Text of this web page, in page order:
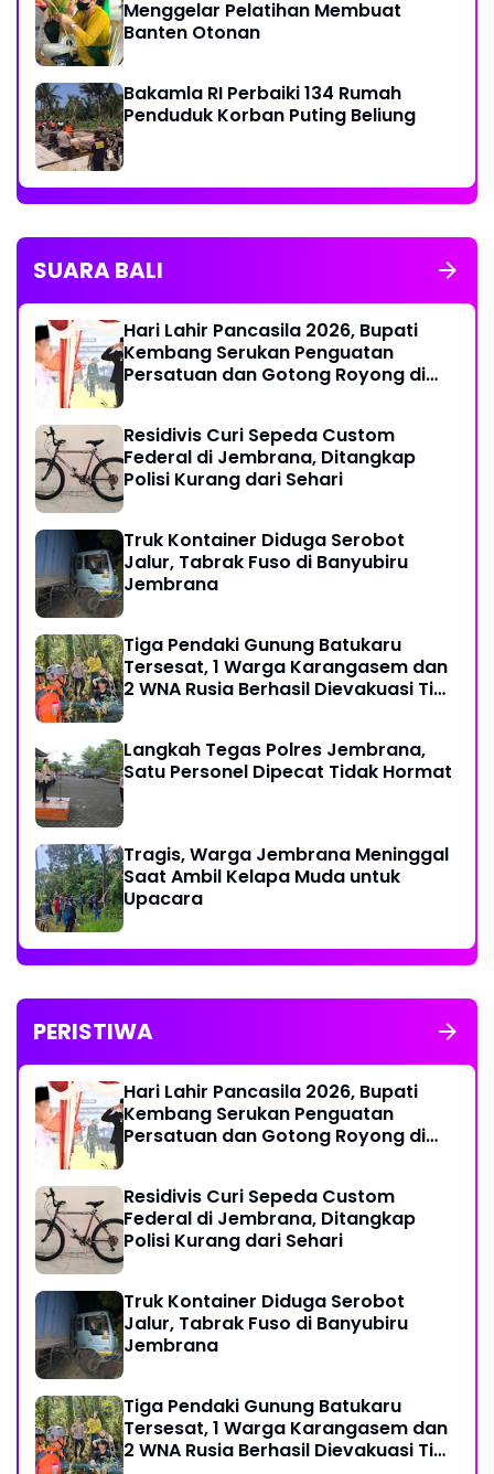
Menggelar Pelatihan Membuat
Banten Otonan
Bakamla RI Perbaiki 134 Rumah
Penduduk Korban Puting Beliung
SUARA BALI
Hari Lahir Pancasila 2026, Bupati
Kembang Serukan Penguatan
Persatuan dan Gotong Royong di
Residivis Curi Sepeda Custom
Federal di Jembrana, Ditangkap
Polisi Kurang dari Sehari
Truk Kontainer Diduga Serobot
Jalur, Tabrak Fuso di Banyubiru
Jembrana
Tiga Pendaki Gunung Batukaru
Tersesat, 1 Warga Karangasem dan
2 WNA Rusia Berhasil Dievakuasi Tim
Langkah Tegas Polres Jembrana,
Satu Personel Dipecat Tidak Hormat
Tragis, Warga Jembrana Meninggal
Saat Ambil Kelapa Muda untuk
Upacara
PERISTIWA
Hari Lahir Pancasila 2026, Bupati
Kembang Serukan Penguatan
Persatuan dan Gotong Royong di
Residivis Curi Sepeda Custom
Federal di Jembrana, Ditangkap
Polisi Kurang dari Sehari
Truk Kontainer Diduga Serobot
Jalur, Tabrak Fuso di Banyubiru
Jembrana
Tiga Pendaki Gunung Batukaru
Tersesat, 1 Warga Karangasem dan
2 WNA Rusia Berhasil Dievakuasi Tim